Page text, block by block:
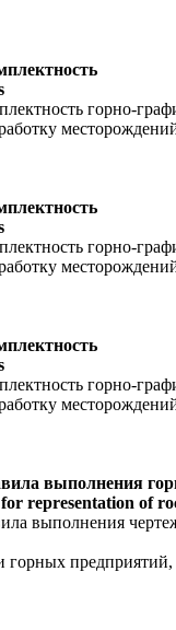
горно-
горно-
горно-
выполнения
representation of
выполнения
горных